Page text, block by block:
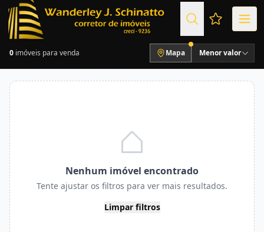
Favoritos
0 imóveis para venda Mapa Menor valor
Nenhum imóvel encontrado
Tente ajustar os filtros para ver mais resultados.
Limpar filtros